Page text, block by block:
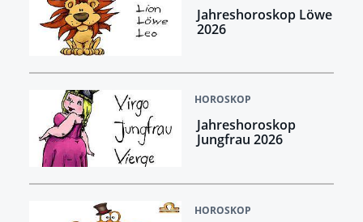
Jahreshoroskop Löwe
2026
HOROSKOP
Jahreshoroskop
Jungfrau 2026
HOROSKOP